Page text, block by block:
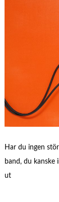
Har du ingen
band, du kanske
ut